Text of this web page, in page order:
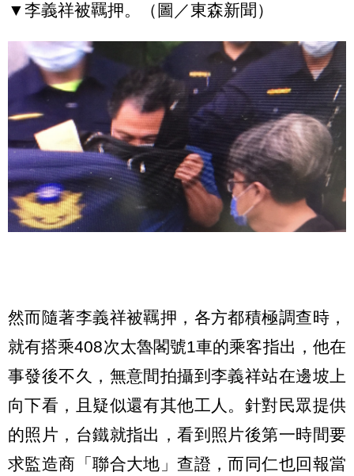
▼李義祥被羈押。（圖／東森新聞）
然而隨著李義祥被羈押，各方都積極調查時，
就有搭乘408次太魯閣號1車的乘客指出，他在
事發後不久，無意間拍攝到李義祥站在邊坡上
向下看，且疑似還有其他工人。針對民眾提供
的照片，台鐵就指出，看到照片後第一時間要
求監造商「聯合大地」查證，而同仁也回報當